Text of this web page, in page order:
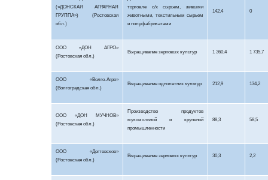
(«ДОНСКАЯ АГРАРНАЯ
ГРУППА») (Ростовская
обл.)
торговле с/х сырьем, живыми
животными, текстильным сырьем
и полуфабрикатами
142,4 0
ООО «ДОН АГРО»
(Ростовская обл.)
Выращивание зерновых культур 1 360,4 1 735,7
ООО «Волго-Агро»
(Волгоградская обл.)
Выращивание однолетних культур 212,9 134,2
ООО «ДОН МУЧНОВ»
(Ростовская обл.)
Производство продуктов
мукомольной и крупяной
промышленности
88,3 58,5
ООО «Дегтевское»
(Ростовская обл.)
Выращивание зерновых культур 30,3 2,2